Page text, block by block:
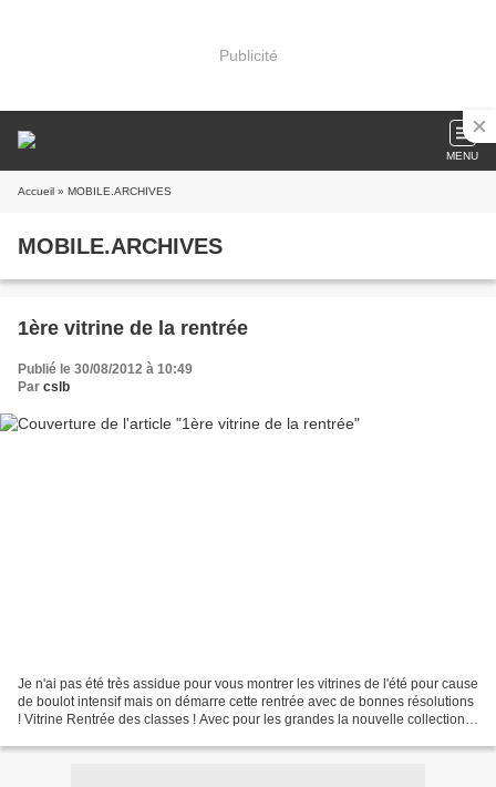
Publicité
MENU
Accueil » MOBILE.ARCHIVES
MOBILE.ARCHIVES
1ère vitrine de la rentrée
Publié le 30/08/2012 à 10:49
Par cslb
Je n'ai pas été très assidue pour vous montrer les vitrines de l'été pour cause
de boulot intensif mais on démarre cette rentrée avec de bonnes résolutions
! Vitrine Rentrée des classes ! Avec pour les grandes la nouvelle collection